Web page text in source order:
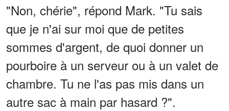
"Non, chérie", répond Mark. "Tu sais
que je n'ai sur moi que de petites
sommes d'argent, de quoi donner un
pourboire à un serveur ou à un valet de
chambre. Tu ne l'as pas mis dans un
autre sac à main par hasard ?".